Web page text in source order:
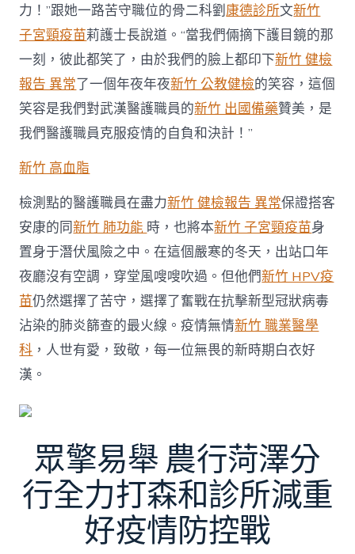
力！”跟她一路苦守職位的骨二科劉康德診所文新竹
子宮頸疫苗莉護士長說道。“當我們倆摘下護目鏡的那
一刻，彼此都笑了，由於我們的臉上都印下新竹 健檢
報告 異常了一個年夜年夜新竹 公教健檢的笑容，這個
笑容是我們對武漢醫護職員的新竹 出國備藥贊美，是
我們醫護職員克服疫情的自負和決計！”
新竹 高血脂
檢測點的醫護職員在盡力新竹 健檢報告 異常保證搭客
安康的同新竹 肺功能 時，也將本新竹 子宮頸疫苗身
置身于潛伏風險之中。在這個嚴寒的冬天，出站口年
夜廳沒有空調，穿堂風嗖嗖吹過。但他們新竹 HPV疫
苗仍然選擇了苦守，選擇了奮戰在抗擊新型冠狀病毒
沾染的肺炎篩查的最火線。疫情無情新竹 職業醫學
科 ，人世有愛，致敬，每一位無畏的新時期白衣好
漢。
眾擎易舉 農行菏澤分
行全力打森和診所減重
好疫情防控戰